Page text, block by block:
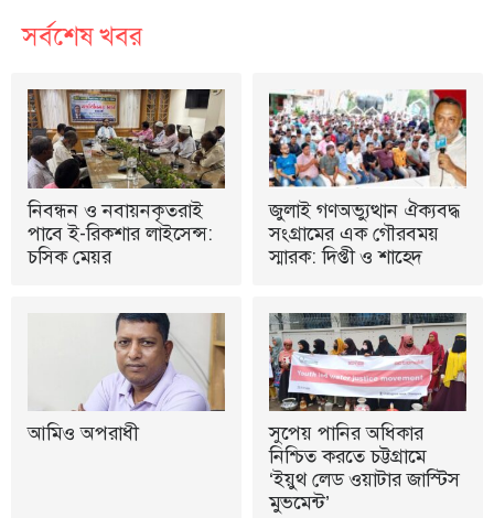
সর্বশেষ খবর
নিবন্ধন ও নবায়নকৃতরাই
পাবে ই-রিকশার লাইসেন্স:
চসিক মেয়র
জুলাই গণঅভ্যুত্থান ঐক্যবদ্ধ
সংগ্রামের এক গৌরবময়
স্মারক: দিপ্তী ও শাহেদ
আমিও অপরাধী
সুপেয় পানির অধিকার
নিশ্চিত করতে চট্টগ্রামে
‘ইয়ুথ লেড ওয়াটার জাস্টিস
মুভমেন্ট’